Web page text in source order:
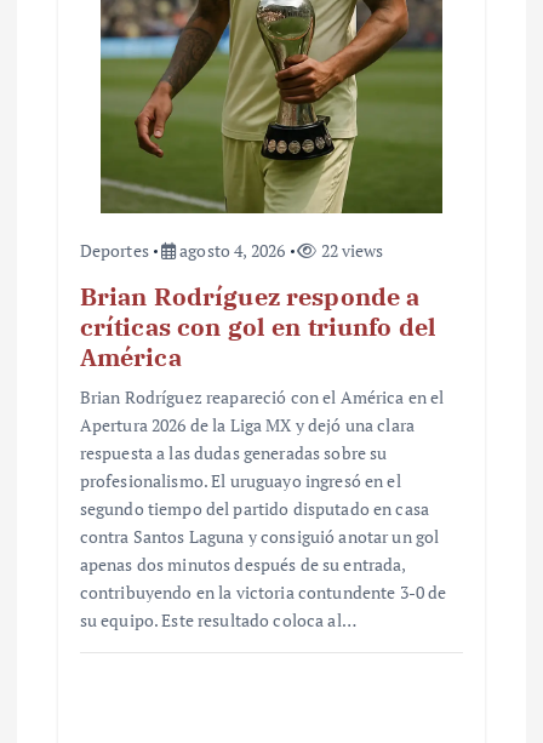
Deportes agosto 4, 2026 22 views
Brian Rodríguez responde a
críticas con gol en triunfo del
América
Brian Rodríguez reapareció con el América en el
Apertura 2026 de la Liga MX y dejó una clara
respuesta a las dudas generadas sobre su
profesionalismo. El uruguayo ingresó en el
segundo tiempo del partido disputado en casa
contra Santos Laguna y consiguió anotar un gol
apenas dos minutos después de su entrada,
contribuyendo en la victoria contundente 3-0 de
su equipo. Este resultado coloca al…